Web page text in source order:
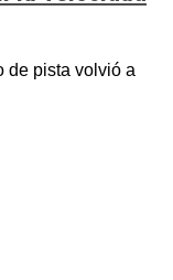
de pista volvió a